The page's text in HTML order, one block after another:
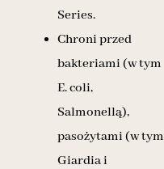
Series.
Chroni przed
bakteriami (w tym
E. coli,
Salmonellą),
pasożytami (w tym
Giardia i